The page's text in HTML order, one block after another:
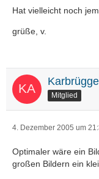
Hat vielleicht noch
grüße, v.
Mitglied
4. Dezember 2005 um
Optimaler wäre ein
großen Bildern ein